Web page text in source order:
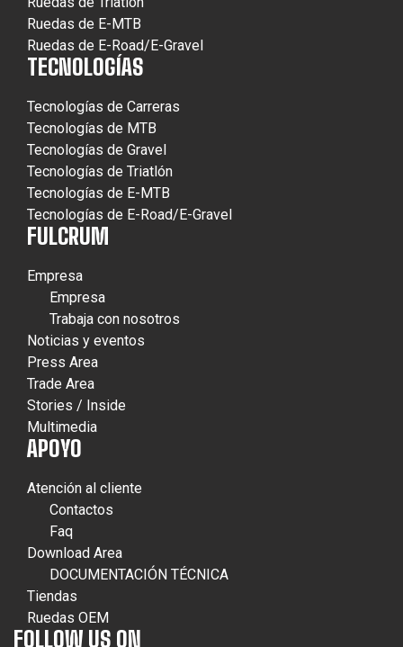
Ruedas de E-MTB
Ruedas de E-Road/E-Gravel
TECNOLOGÍAS
Tecnologías de Carreras
Tecnologías de MTB
Tecnologías de Gravel
Tecnologías de Triatlón
Tecnologías de E-MTB
Tecnologías de E-Road/E-Gravel
FULCRUM
Empresa
Empresa
Trabaja con nosotros
Noticias y eventos
Press Area
Trade Area
Stories / Inside
Multimedia
APOYO
Atención al cliente
Contactos
Faq
Download Area
DOCUMENTACIÓN TÉCNICA
Tiendas
Ruedas OEM
FOLLOW US ON